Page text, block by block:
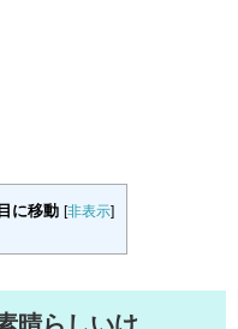
に移動 [非表示]